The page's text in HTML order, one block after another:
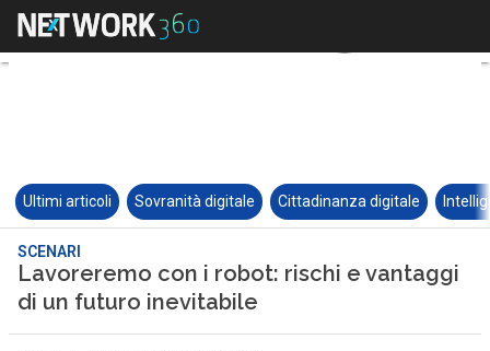
Ultimi articoli Sovranità digitale Cittadinanza digitale
SCENARI
Lavoreremo con i robot: rischi e vantaggi
di un futuro inevitabile